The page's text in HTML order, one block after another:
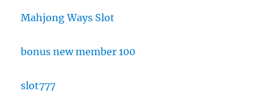
Mahjong Ways Slot
bonus new member 100
slot777